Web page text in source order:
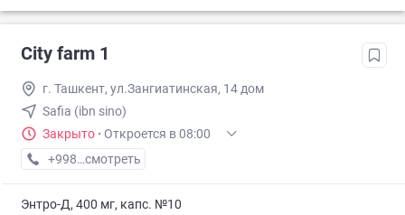
City farm 1
г. Ташкент, ул.Зангиатинская, 14 дом
Safia (ibn sino)
Закрыто · Откроется в 08:00
+998 (20) XXX-XX-XX
смотреть
Энтро-Д, 400 мг, капс. №10